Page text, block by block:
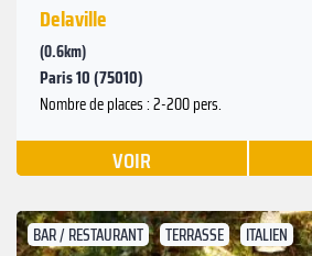
Delaville
(0.6km)
Paris 10 (75010)
Nombre de places : 2-200 pers.
VOIR
BAR / RESTAURANT TERRASSE ITALIEN